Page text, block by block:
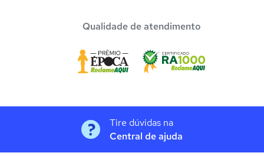
Qualidade de atendimento
Tire dúvidas na
Central de ajuda